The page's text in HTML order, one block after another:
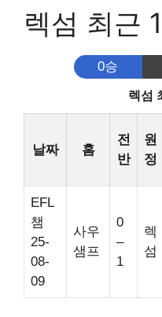
렉섬 최근
0승
렉섬
날짜 홈
전
반
원
정
EFL
챔
25-
08-
09
사우
샘프
0
–
1
렉
섬